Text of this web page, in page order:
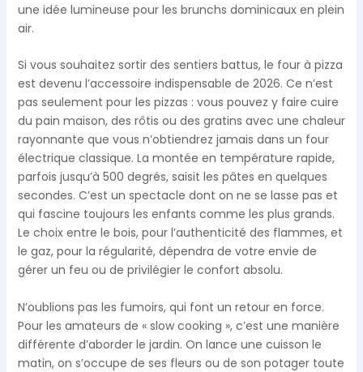
une idée lumineuse pour les brunchs dominicaux en plein
air.
Si vous souhaitez sortir des sentiers battus, le four à pizza
est devenu l’accessoire indispensable de 2026. Ce n’est
pas seulement pour les pizzas : vous pouvez y faire cuire
du pain maison, des rôtis ou des gratins avec une chaleur
rayonnante que vous n’obtiendrez jamais dans un four
électrique classique. La montée en température rapide,
parfois jusqu’à 500 degrés, saisit les pâtes en quelques
secondes. C’est un spectacle dont on ne se lasse pas et
qui fascine toujours les enfants comme les plus grands.
Le choix entre le bois, pour l’authenticité des flammes, et
le gaz, pour la régularité, dépendra de votre envie de
gérer un feu ou de privilégier le confort absolu.
N’oublions pas les fumoirs, qui font un retour en force.
Pour les amateurs de « slow cooking », c’est une manière
différente d’aborder le jardin. On lance une cuisson le
matin, on s’occupe de ses fleurs ou de son potager toute